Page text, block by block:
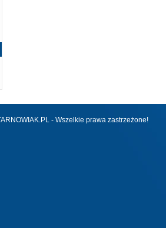
- Wszelkie prawa zastrzeżone!